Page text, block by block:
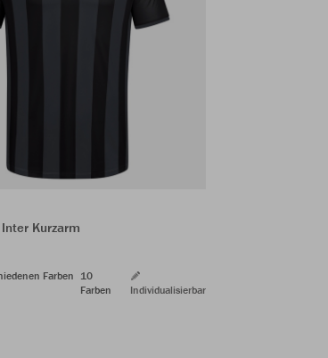
Kurzarm
Farben
10
Farben
Individualisierbar